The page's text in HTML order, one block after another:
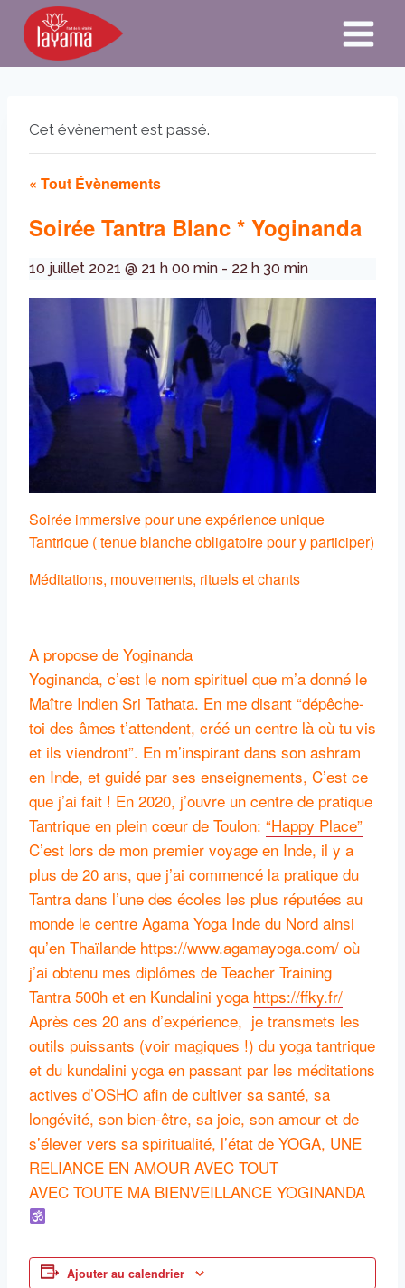
Aller
contenu
Cet évènement est passé.
« Tout Évènements
Soirée Tantra Blanc * Yoginanda
10 juillet 2021 @ 21 h 00 min - 22 h 30 min
Soirée immersive pour une expérience unique
Tantrique ( tenue blanche obligatoire pour y participer)
Méditations, mouvements, rituels et chants
A propose de Yoginanda
Yoginanda, c’est le nom spirituel que m’a donné le
Maître Indien Sri Tathata. En me disant “dépêche-
toi des âmes t’attendent, créé un centre là où tu vis
et ils viendront”. En m’inspirant dans son ashram
en Inde, et guidé par ses enseignements, C’est ce
que j’ai fait ! En 2020, j’ouvre un centre de pratique
Tantrique en plein cœur de Toulon: “Happy Place”
C’est lors de mon premier voyage en Inde, il y a
plus de 20 ans, que j’ai commencé la pratique du
Tantra dans l’une des écoles les plus réputées au
monde le centre Agama Yoga Inde du Nord ainsi
qu’en Thaïlande https://www.agamayoga.com/ où
j’ai obtenu mes diplômes de Teacher Training
Tantra 500h et en Kundalini yoga https://ffky.fr/
Après ces 20 ans d’expérience, je transmets les
outils puissants (voir magiques !) du yoga tantrique
et du kundalini yoga en passant par les méditations
actives d’OSHO afin de cultiver sa santé, sa
longévité, son bien-être, sa joie, son amour et de
s’élever vers sa spiritualité, l’état de YOGA, UNE
RELIANCE EN AMOUR AVEC TOUT
AVEC TOUTE MA BIENVEILLANCE YOGINANDA
Ajouter au calendrier